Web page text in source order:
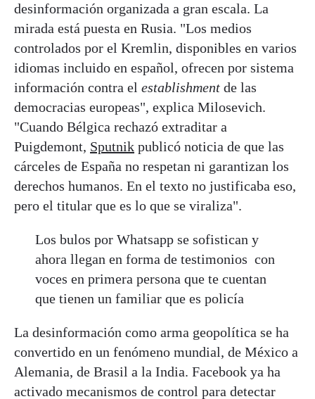
desinformación organizada a gran escala. La
mirada está puesta en Rusia. "Los medios
controlados por el Kremlin, disponibles en varios
idiomas incluido en español, ofrecen por sistema
información contra el establishment de las
democracias europeas", explica Milosevich.
"Cuando Bélgica rechazó extraditar a
Puigdemont, Sputnik publicó noticia de que las
cárceles de España no respetan ni garantizan los
derechos humanos. En el texto no justificaba eso,
pero el titular que es lo que se viraliza".
Los bulos por Whatsapp se sofistican y
ahora llegan en forma de testimonios con
voces en primera persona que te cuentan
que tienen un familiar que es policía
La desinformación como arma geopolítica se ha
convertido en un fenómeno mundial, de México a
Alemania, de Brasil a la India. Facebook ya ha
activado mecanismos de control para detectar